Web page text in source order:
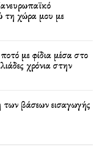
χώρα μου με
με φίδια μέσα στο
χρόνια στην
βάσεων εισαγωγής